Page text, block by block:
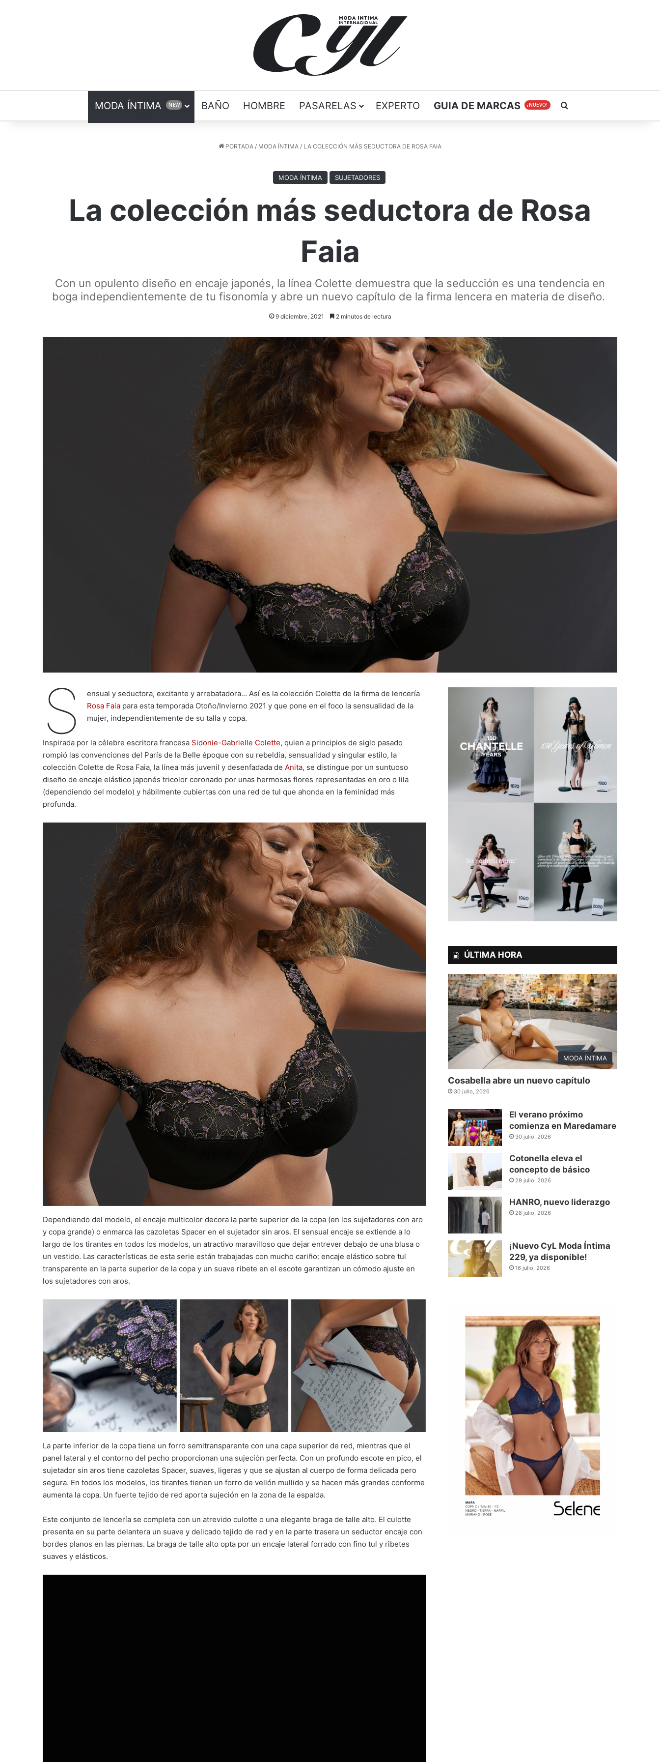
MODA ÍNTIMA NEW BAÑO HOMBRE PASARELAS EXPERTO GUIA DE MARCAS ¡NUEVO!
PORTADA / MODA ÍNTIMA / LA COLECCIÓN MÁS SEDUCTORA DE ROSA FAIA
MODA ÍNTIMA SUJETADORES
La colección más seductora de Rosa
Faia
Con un opulento diseño en encaje japonés, la línea Colette demuestra que la seducción es una tendencia en
boga independientemente de tu fisonomía y abre un nuevo capítulo de la firma lencera en materia de diseño.
9 diciembre, 2021 2 minutos de lectura
S
ensual y seductora, excitante y arrebatadora… Así es la colección Colette de la firma de lencería
Rosa Faia para esta temporada Otoño/Invierno 2021 y que pone en el foco la sensualidad de la
mujer, independientemente de su talla y copa.
Inspirada por la célebre escritora francesa Sidonie-Gabrielle Colette, quien a principios de siglo pasado
rompió las convenciones del París de la Belle époque con su rebeldía, sensualidad y singular estilo, la
colección Colette de Rosa Faia, la línea más juvenil y desenfadada de Anita, se distingue por un suntuoso
diseño de encaje elástico japonés tricolor coronado por unas hermosas flores representadas en oro o lila
(dependiendo del modelo) y hábilmente cubiertas con una red de tul que ahonda en la feminidad más
profunda.
Dependiendo del modelo, el encaje multicolor decora la parte superior de la copa (en los sujetadores con aro
y copa grande) o enmarca las cazoletas Spacer en el sujetador sin aros. El sensual encaje se extiende a lo
largo de los tirantes en todos los modelos, un atractivo maravilloso que dejar entrever debajo de una blusa o
un vestido. Las características de esta serie están trabajadas con mucho cariño: encaje elástico sobre tul
transparente en la parte superior de la copa y un suave ribete en el escote garantizan un cómodo ajuste en
los sujetadores con aros.
La parte inferior de la copa tiene un forro semitransparente con una capa superior de red, mientras que el
panel lateral y el contorno del pecho proporcionan una sujeción perfecta. Con un profundo escote en pico, el
sujetador sin aros tiene cazoletas Spacer, suaves, ligeras y que se ajustan al cuerpo de forma delicada pero
segura. En todos los modelos, los tirantes tienen un forro de vellón mullido y se hacen más grandes conforme
aumenta la copa. Un fuerte tejido de red aporta sujeción en la zona de la espalda.
Este conjunto de lencería se completa con un atrevido culotte o una elegante braga de talle alto. El culotte
presenta en su parte delantera un suave y delicado tejido de red y en la parte trasera un seductor encaje con
bordes planos en las piernas. La braga de talle alto opta por un encaje lateral forrado con fino tul y ribetes
suaves y elásticos.
ÚLTIMA HORA
MODA ÍNTIMA
Cosabella abre un nuevo capítulo
30 julio, 2026
El verano próximo
comienza en Maredamare
30 julio, 2026
Cotonella eleva el
concepto de básico
29 julio, 2026
HANRO, nuevo liderazgo
28 julio, 2026
¡Nuevo CyL Moda Íntima
229, ya disponible!
16 julio, 2026